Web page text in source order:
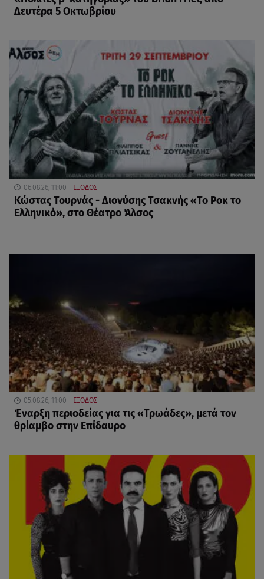
Δευτέρα 5 Οκτωβρίου
06.08.26, 11:00 ΕΞΟΔΟΣ
Κώστας Τουρνάς - Διονύσης Τσακνής «Το Ροκ το
Ελληνικό», στο Θέατρο Άλσος
05.08.26, 11:00 ΕΞΟΔΟΣ
Έναρξη περιοδείας για τις «Τρωάδες», μετά τον
θρίαμβο στην Επίδαυρο